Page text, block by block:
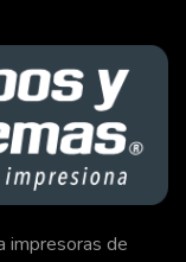
impresoras de